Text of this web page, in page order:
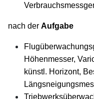
nach der Aufgabe
Höhenmesser,
künstl. Horizont,